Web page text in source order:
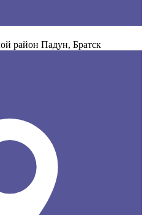
район Падун, Братск